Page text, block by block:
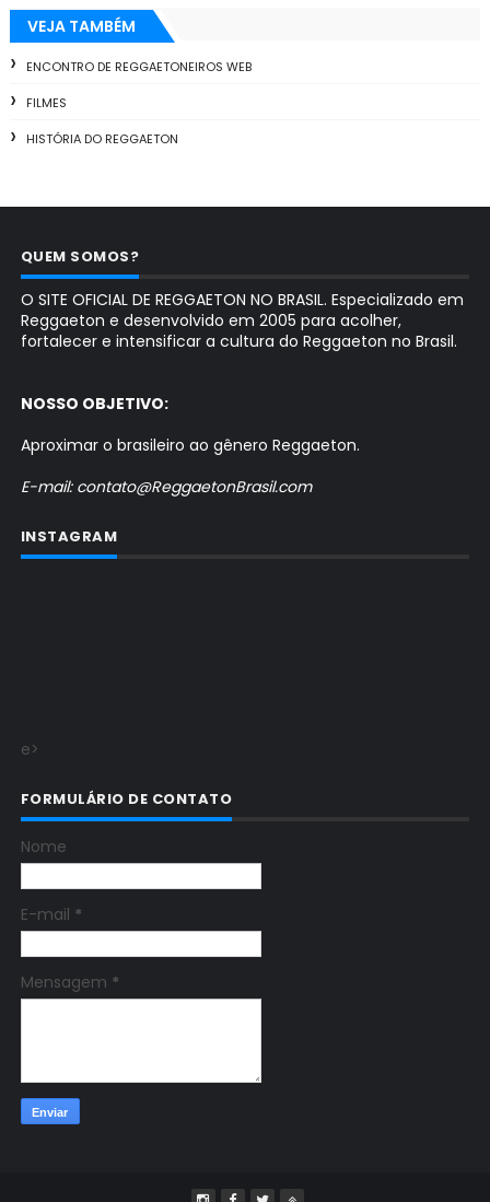
VEJA TAMBÉM
ENCONTRO DE REGGAETONEIROS WEB
FILMES
HISTÓRIA DO REGGAETON
QUEM SOMOS?
O SITE OFICIAL DE REGGAETON NO BRASIL. Especializado em
Reggaeton e desenvolvido em 2005 para acolher,
fortalecer e intensificar a cultura do Reggaeton no Brasil.
NOSSO OBJETIVO:
Aproximar o brasileiro ao gênero Reggaeton.
E-mail: contato@ReggaetonBrasil.com
INSTAGRAM
e>
FORMULÁRIO DE CONTATO
Nome
E-mail *
Mensagem *